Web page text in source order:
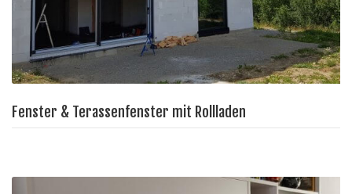
Fenster & Terassenfenster mit Rollladen